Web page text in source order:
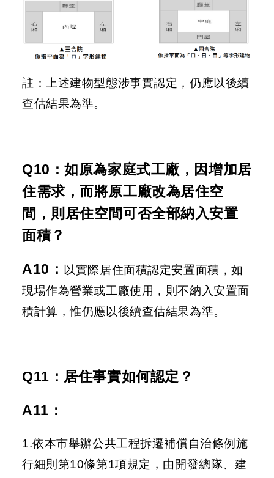
註：上述建物型態涉事實認定，仍應以後續
查估結果為準。
Q10：如原為家庭式工廠，因增加居
住需求，而將原工廠改為居住空
間，則居住空間可否全部納入安置
面積？
A10 ： 以實際居住面積認定安置面積，如
現場作為營業或工廠使用，則不納入安置面
積計算，惟仍應以後續查估結果為準。
Q11：居住事實如何認定？
A11 ：
1.依本市舉辦公共工程拆遷補償自治條例施
行細則第10條第1項規定，由開發總隊、建